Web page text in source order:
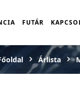
FUTÁR
Árlista